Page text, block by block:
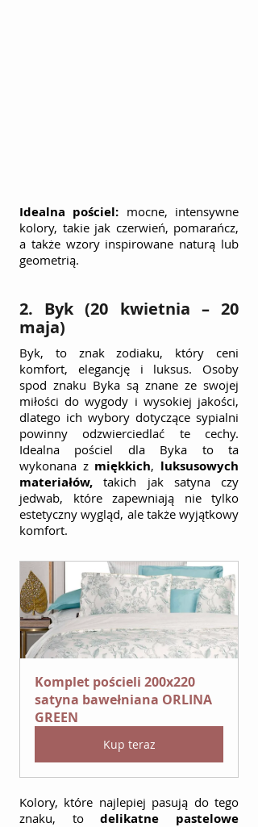
Idealna pościel: mocne, intensywne
kolory, takie jak czerwień, pomarańcz,
a także wzory inspirowane naturą lub
geometrią.
2. Byk (20 kwietnia – 20
maja)
Byk, to znak zodiaku, który ceni
komfort, elegancję i luksus. Osoby
spod znaku Byka są znane ze swojej
miłości do wygody i wysokiej jakości,
dlatego ich wybory dotyczące sypialni
powinny odzwierciedlać te cechy.
Idealna pościel dla Byka to ta
wykonana z miękkich, luksusowych
materiałów, takich jak satyna czy
jedwab, które zapewniają nie tylko
estetyczny wygląd, ale także wyjątkowy
komfort.
Komplet pościeli 200x220
satyna bawełniana ORLINA
GREEN
Kup teraz
Kolory, które najlepiej pasują do tego
znaku, to delikatne pastelowe